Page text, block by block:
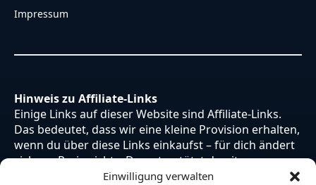
Einwilligung verwalten
Impressum
Hinweis zu Affiliate-Links
Einige Links auf dieser Website sind Affiliate-Links.
Das bedeutet, dass wir eine kleine Provision erhalten,
wenn du über diese Links einkaufst – für dich ändert
sich am Preis nichts. Du unterstützt damit unsere
Arbeit. Vielen Dank dafür!